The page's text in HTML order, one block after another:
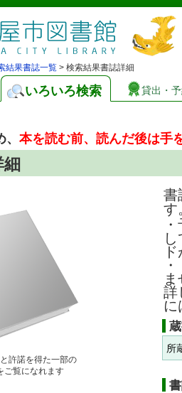
結果書誌一覧 > 検索結果書誌詳細
いろいろ検索 貸出・
、本を読む前、読んだ後は手
細
許諾を得た一部の
ご覧になれます
書
す
詳
に
所